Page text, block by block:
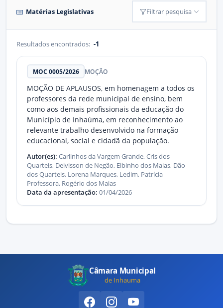
Matérias Legislativas Filtrar pesquisa
Resultados encontrados: -1
MOC 0005/2026 MOÇÃO
MOÇÃO DE APLAUSOS, em homenagem a todos os
professores da rede municipal de ensino, bem
como aos demais profissionais da educação do
Município de Inhaúma, em reconhecimento ao
relevante trabalho desenvolvido na formação
educacional, social e cidadã da população.
Autor(es): Carlinhos da Vargem Grande, Cris dos
Quarteis, Deivisson de Negão, Elbinho dos Maias, Dão
dos Quarteis, Lorena Marques, Ledim, Patrícia
Professora, Rogério dos Maias
Data da apresentação: 01/04/2026
Câmara Municipal
de Inhauma